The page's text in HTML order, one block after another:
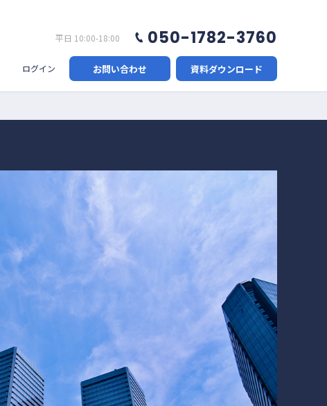
平日 10:00-18:00 050-1782-3760
ログイン お問い合わせ 資料ダウンロード